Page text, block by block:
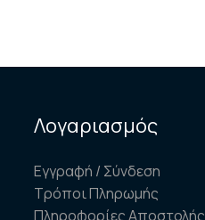
Λογαριασμός
Εγγραφή / Σύνδεση
Τρόποι Πληρωμής
Πληροφορίες Αποστολής